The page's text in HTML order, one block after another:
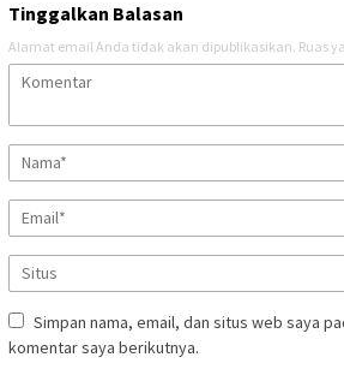
Tinggalkan Balasan
Alamat email Anda tidak akan dipublikasikan. Ruas
Simpan nama, email, dan situs web saya
komentar saya berikutnya.